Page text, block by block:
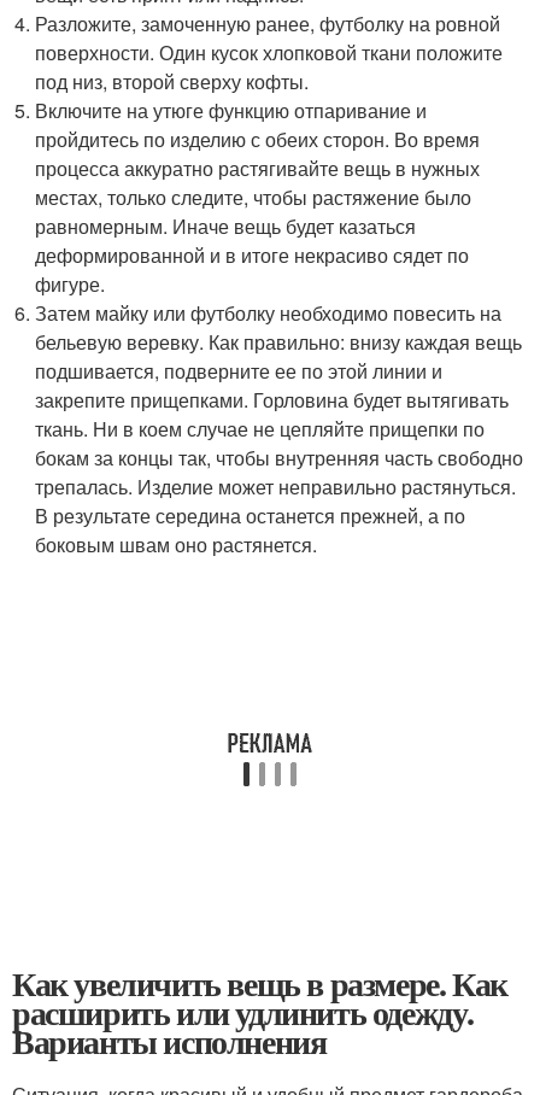
Разложите, замоченную ранее, футболку на ровной
поверхности. Один кусок хлопковой ткани положите
под низ, второй сверху кофты.
Включите на утюге функцию отпаривание и
пройдитесь по изделию с обеих сторон. Во время
процесса аккуратно растягивайте вещь в нужных
местах, только следите, чтобы растяжение было
равномерным. Иначе вещь будет казаться
деформированной и в итоге некрасиво сядет по
фигуре.
Затем майку или футболку необходимо повесить на
бельевую веревку. Как правильно: внизу каждая вещь
подшивается, подверните ее по этой линии и
закрепите прищепками. Горловина будет вытягивать
ткань. Ни в коем случае не цепляйте прищепки по
бокам за концы так, чтобы внутренняя часть свободно
трепалась. Изделие может неправильно растянуться.
В результате середина останется прежней, а по
боковым швам оно растянется.
Как увеличить вещь в размере. Как
расширить или удлинить одежду.
Варианты исполнения